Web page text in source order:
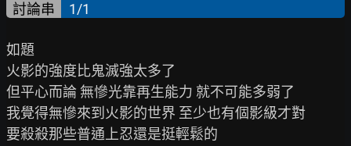
討論串 1/1
如題
火影的強度比鬼滅強太多了
但平心而論 無慘光靠再生能力 就不可能多弱了
我覺得無慘來到火影的世界 至少也有個影級才對
要殺殺那些普通上忍還是挺輕鬆的